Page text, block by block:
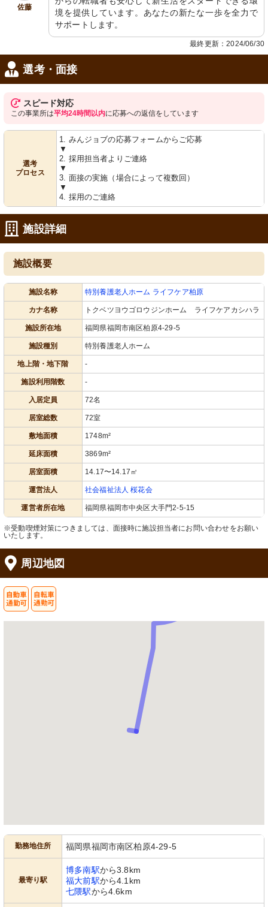
しやすくなっています。
した時間を過ごすことができます。
多目的室
広々とした多目的室で、イベントやレ
クリエーションに最適な環境です。柔
軟にレイアウト変更が可能です。
広く開放的な廊下は、体操を行うため
のスペースが用意されています。窓か
ら自然光が差し込み、明るい環境で
機能訓練室
明るい窓際に設置された手すりがあ
り、リハビリをサポートします。自然
光で気持ちよい空間です。
広々とした廊下には、自然光がたっぷ
り入ります。手すりがあり、安全に移
動できます。
廊下
自然光が差し込む明るい廊下です。窓
からの景色も楽しめ、心地よい空間に
なっています。
居室
に過ごせます。リラックスしてお使い
居室
自然光がたっぷり入る静かな空間で、
リラックスして過ごすことができま
す。
居室
佐藤
境を提供しています。あなたの新たな一歩を全力で
サポートします。
最終更新：2024/06/30
選考・面接
スピード対応
この事業所は平均24時間以内に応募への返信をしています
選考
プロセス
1. みんジョブの応募フォームからご応募
▼
2. 採用担当者よりご連絡
▼
3. 面接の実施（場合によって複数回）
▼
4. 採用のご連絡
施設詳細
施設概要
施設名称 特別養護老人ホーム ライフケア柏原
カナ名称 トクベツヨウゴロウジンホーム ライフケアカシハラ
施設所在地 福岡県福岡市南区柏原4-29-5
施設種別 特別養護老人ホーム
地上階・地下階 -
施設利用階数 -
入居定員 72名
居室総数 72室
敷地面積 1748m²
延床面積 3869m²
居室面積 14.17〜14.17㎡
運営法人 社会福祉法人 桜花会
運営者所在地 福岡県福岡市中央区大手門2-5-15
※受動喫煙対策につきましては、面接時に施設担当者にお問い合わせをお願い
いたします。
周辺地図
勤務地住所 福岡県福岡市南区柏原4-29-5
最寄り駅
博多南駅から3.8km
福大前駅から4.1km
七隈駅から4.6km